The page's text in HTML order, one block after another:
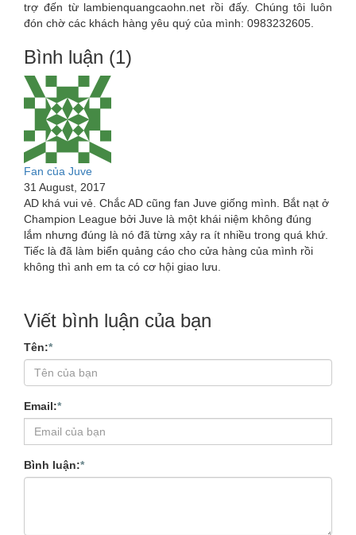
trợ đến từ lambienquangcaohn.net rồi đấy. Chúng tôi luôn
đón chờ các khách hàng yêu quý của mình: 0983232605.
Bình luận (1)
Fan của Juve
31 August, 2017
AD khá vui vẻ. Chắc AD cũng fan Juve giống mình. Bắt nạt ở
Champion League bởi Juve là một khái niệm không đúng
lắm nhưng đúng là nó đã từng xảy ra ít nhiều trong quá khứ.
Tiếc là đã làm biển quảng cáo cho cửa hàng của mình rồi
không thì anh em ta có cơ hội giao lưu.
Viết bình luận của bạn
Tên:*
Email:*
Bình luận:*